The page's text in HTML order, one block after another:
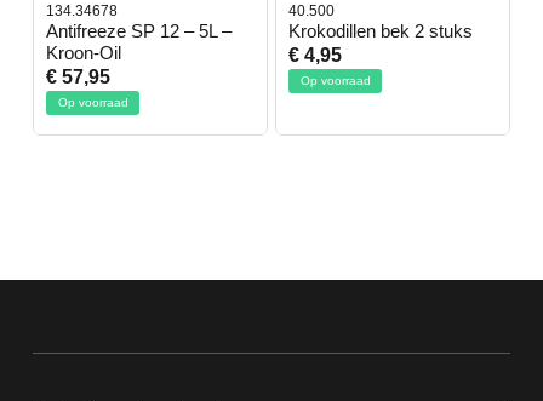
134.34678
Antifreeze SP 12 – 5L –
Kroon-Oil
€ 57,95
Op voorraad
40.500
Krokodillen bek 2 stuks
€ 4,95
Op voorraad